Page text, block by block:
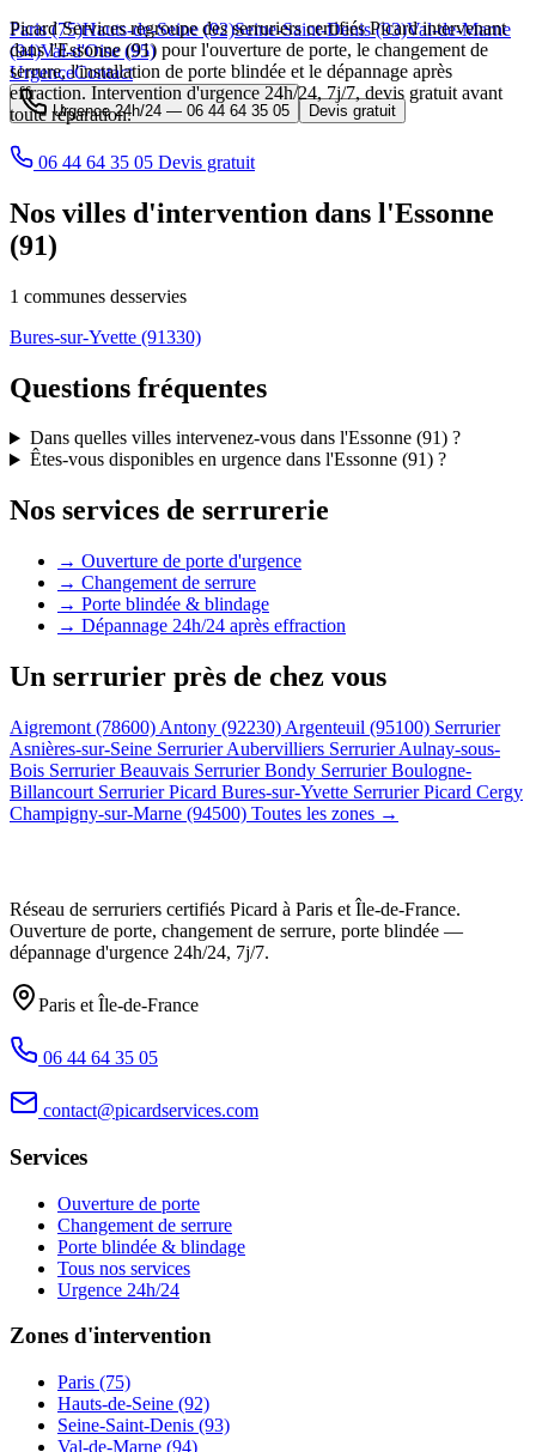
Paris (75)Hauts-de-Seine (92)Seine-Saint-Denis (93)Val-de-Marne
(94)Val-d'Oise (95)
UrgenceContact
Urgence 24h/24 — 06 44 64 35 05 Devis gratuit
Picard Services regroupe des serruriers certifiés Picard intervenant
dans l'Essonne (91) pour l'ouverture de porte, le changement de
serrure, l'installation de porte blindée et le dépannage après
effraction. Intervention d'urgence 24h/24, 7j/7, devis gratuit avant
toute réparation.
06 44 64 35 05 Devis gratuit
Nos villes d'intervention dans l'Essonne
(91)
1 communes desservies
Bures-sur-Yvette (91330)
Questions fréquentes
Dans quelles villes intervenez-vous dans l'Essonne (91) ?
Êtes-vous disponibles en urgence dans l'Essonne (91) ?
Nos services de serrurerie
→ Ouverture de porte d'urgence
→ Changement de serrure
→ Porte blindée & blindage
→ Dépannage 24h/24 après effraction
Un serrurier près de chez vous
Aigremont (78600) Antony (92230) Argenteuil (95100) Serrurier
Asnières-sur-Seine Serrurier Aubervilliers Serrurier Aulnay-sous-
Bois Serrurier Beauvais Serrurier Bondy Serrurier Boulogne-
Billancourt Serrurier Picard Bures-sur-Yvette Serrurier Picard Cergy
Champigny-sur-Marne (94500) Toutes les zones →
Réseau de serruriers certifiés Picard à Paris et Île-de-France.
Ouverture de porte, changement de serrure, porte blindée —
dépannage d'urgence 24h/24, 7j/7.
Paris et Île-de-France
06 44 64 35 05
contact@picardservices.com
Services
Ouverture de porte
Changement de serrure
Porte blindée & blindage
Tous nos services
Urgence 24h/24
Zones d'intervention
Paris (75)
Hauts-de-Seine (92)
Seine-Saint-Denis (93)
Val-de-Marne (94)